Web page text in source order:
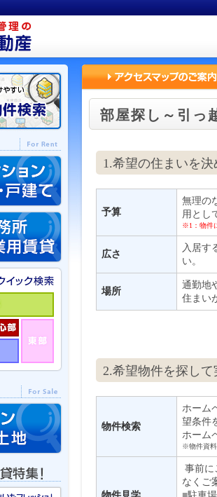
部屋探し～引っ
1.希望の住まいを決
予算
無理の
用とし
※1：物件
広さ
入居す
い。
場所
通勤地
住まい
2.希望物件を探し
物件検索
ホーム
望条件
ホーム
※物件資料
事前に
なくご